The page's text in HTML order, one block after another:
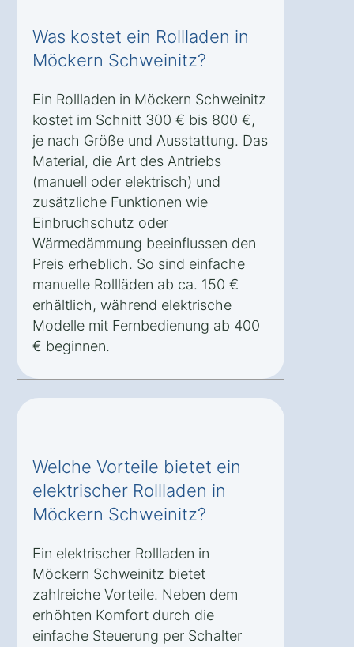
Was kostet ein Rollladen in
Möckern Schweinitz?
Ein Rollladen in Möckern Schweinitz
kostet im Schnitt 300 € bis 800 €,
je nach Größe und Ausstattung. Das
Material, die Art des Antriebs
(manuell oder elektrisch) und
zusätzliche Funktionen wie
Einbruchschutz oder
Wärmedämmung beeinflussen den
Preis erheblich. So sind einfache
manuelle Rollläden ab ca. 150 €
erhältlich, während elektrische
Modelle mit Fernbedienung ab 400
€ beginnen.
Welche Vorteile bietet ein
elektrischer Rollladen in
Möckern Schweinitz?
Ein elektrischer Rollladen in
Möckern Schweinitz bietet
zahlreiche Vorteile. Neben dem
erhöhten Komfort durch die
einfache Steuerung per Schalter